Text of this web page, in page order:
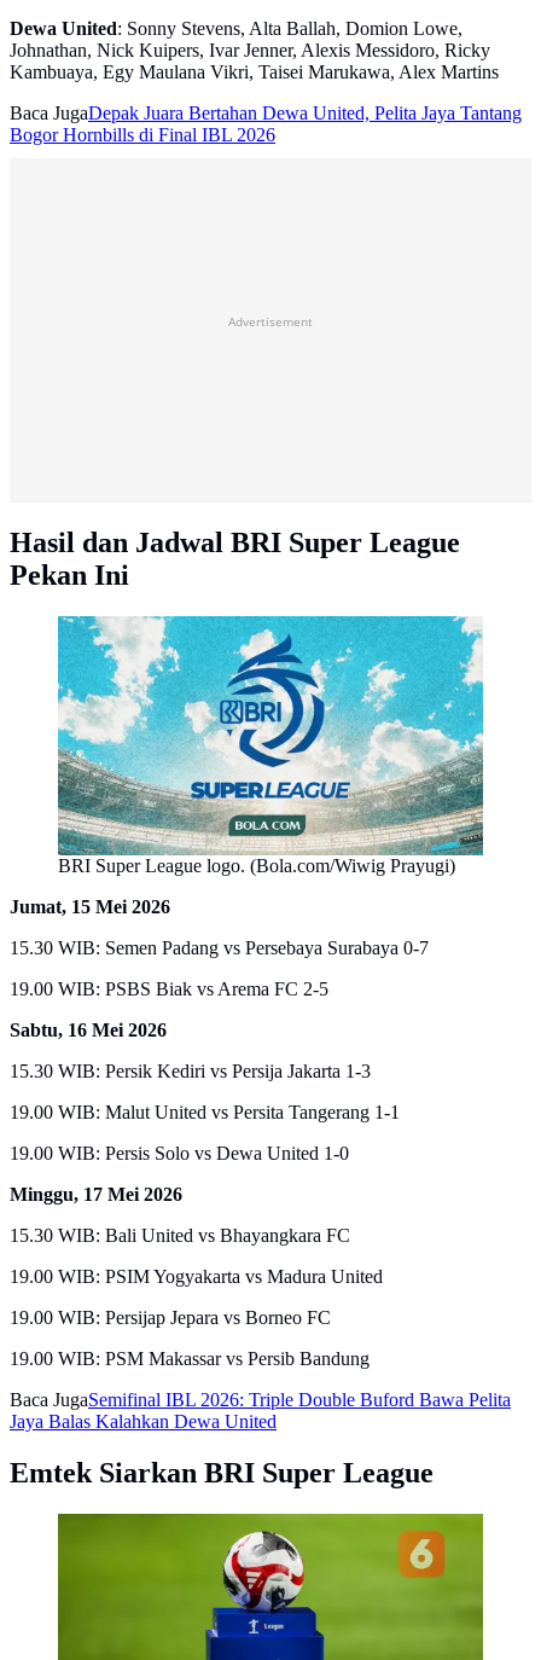
Dewa United: Sonny Stevens, Alta Ballah, Domion Lowe,
Johnathan, Nick Kuipers, Ivar Jenner, Alexis Messidoro, Ricky
Kambuaya, Egy Maulana Vikri, Taisei Marukawa, Alex Martins
Baca JugaDepak Juara Bertahan Dewa United, Pelita Jaya Tantang
Bogor Hornbills di Final IBL 2026
Advertisement
Hasil dan Jadwal BRI Super League
Pekan Ini
BRI Super League logo. (Bola.com/Wiwig Prayugi)
Jumat, 15 Mei 2026
15.30 WIB: Semen Padang vs Persebaya Surabaya 0-7
19.00 WIB: PSBS Biak vs Arema FC 2-5
Sabtu, 16 Mei 2026
15.30 WIB: Persik Kediri vs Persija Jakarta 1-3
19.00 WIB: Malut United vs Persita Tangerang 1-1
19.00 WIB: Persis Solo vs Dewa United 1-0
Minggu, 17 Mei 2026
15.30 WIB: Bali United vs Bhayangkara FC
19.00 WIB: PSIM Yogyakarta vs Madura United
19.00 WIB: Persijap Jepara vs Borneo FC
19.00 WIB: PSM Makassar vs Persib Bandung
Baca JugaSemifinal IBL 2026: Triple Double Buford Bawa Pelita
Jaya Balas Kalahkan Dewa United
Emtek Siarkan BRI Super League